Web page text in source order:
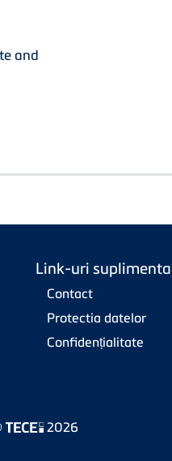
and
Link-uri
Contact
Protectia datelor
Confidențialitate
2026